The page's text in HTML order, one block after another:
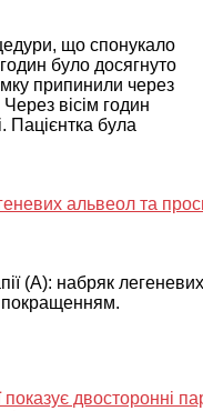
що спонукало
було досягнуто
припинили через
вісім годин
Пацієнтка була
(А): набряк
покращенням.